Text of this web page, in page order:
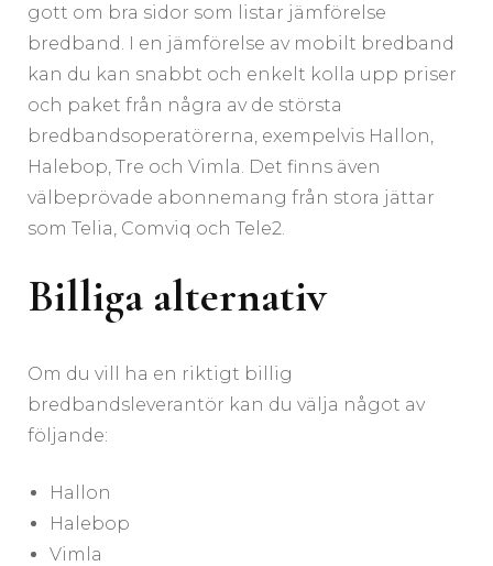
gott om bra sidor som listar jämförelse
bredband. I en jämförelse av mobilt bredband
kan du kan snabbt och enkelt kolla upp priser
och paket från några av de största
bredbandsoperatörerna, exempelvis Hallon,
Halebop, Tre och Vimla. Det finns även
välbeprövade abonnemang från stora jättar
som Telia, Comviq och Tele2.
Billiga alternativ
Om du vill ha en riktigt billig
bredbandsleverantör kan du välja något av
följande:
Hallon
Halebop
Vimla